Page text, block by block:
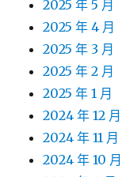
2025 年 5 月
2025 年 4 月
2025 年 3 月
2025 年 2 月
2025 年 1 月
2024 年 12 月
2024 年 11 月
2024 年 10 月